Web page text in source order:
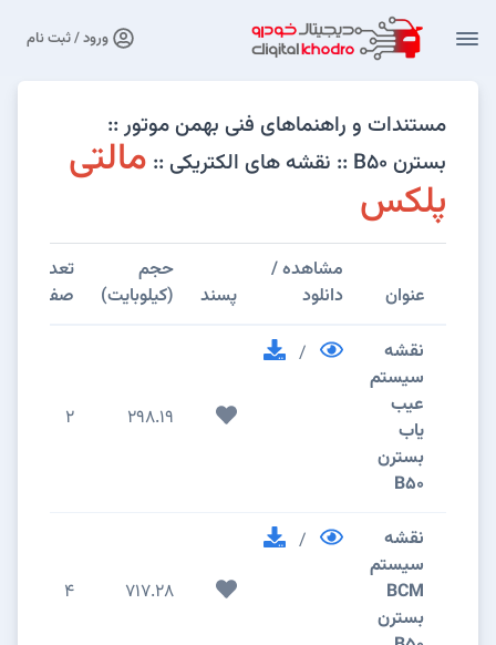
ورود / ثبت نام
مستندات و راهنماهای فنی بهمن موتور ::
بسترن B۵۰ :: نقشه های الکتریکی ::
مالتی
پلکس
عنوان
مشاهده /
دانلود
پسند
حجم
(کیلوبایت)
تعداد
صفحات
نقشه
سیستم
عیب
یاب
بسترن
B50
/
298.19
2
نقشه
سیستم
BCM
بسترن
/
717.28
4